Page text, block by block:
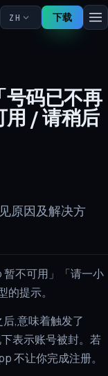
ZH 下载
号码已不再
/ 请稍后
原因及解决方
不可用」「请一小
提示。
,意味着触发了
表示账号被封。若
不让你完成注册。